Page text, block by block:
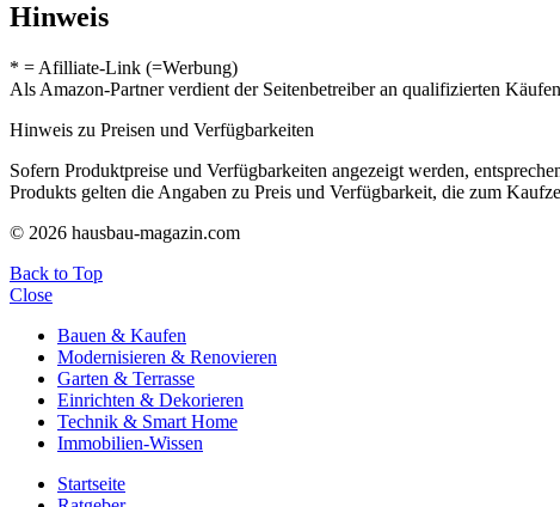
Hinweis
* = Afilliate-Link (=Werbung)
Als Amazon-Partner verdient der Seitenbetreiber an qualifizierten
Hinweis zu Preisen und Verfügbarkeiten
Sofern Produktpreise und Verfügbarkeiten angezeigt werden,
Produkts gelten die Angaben zu Preis und Verfügbarkeit, die zum
© 2026 hausbau-magazin.com
Back to Top
Close
Bauen & Kaufen
Modernisieren & Renovieren
Garten & Terrasse
Einrichten & Dekorieren
Technik & Smart Home
Immobilien-Wissen
Startseite